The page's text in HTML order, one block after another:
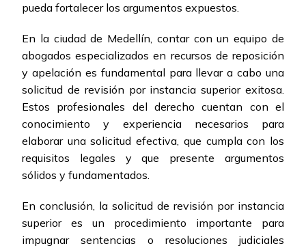
pueda fortalecer los argumentos expuestos.
En la ciudad de Medellín, contar con un equipo de
abogados especializados en recursos de reposición
y apelación es fundamental para llevar a cabo una
solicitud de revisión por instancia superior exitosa.
Estos profesionales del derecho cuentan con el
conocimiento y experiencia necesarios para
elaborar una solicitud efectiva, que cumpla con los
requisitos legales y que presente argumentos
sólidos y fundamentados.
En conclusión, la solicitud de revisión por instancia
superior es un procedimiento importante para
impugnar sentencias o resoluciones judiciales